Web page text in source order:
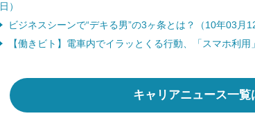
日）
ビジネスシーンで“デキる男”の3ヶ条とは？（10年03月12
【働きビト】電車内でイラッとくる行動、「スマホ利用
キャリアニュース一覧